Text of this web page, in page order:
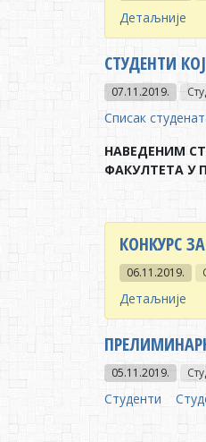
Детаљније
СТУДЕНТИ
07.11.2019.
Списак
НАВЕДЕНИМ
ФАКУЛТЕТА У
КОНКУРС
06.11.2019.
Детаљније
05.11.2019.
Студенти